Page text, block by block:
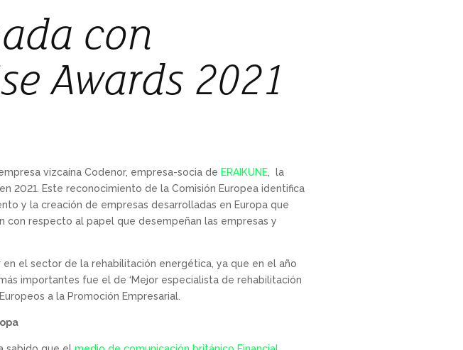
con
Awards 2021
vizcaína Codenor, empresa-socia de ERAIKUNE, la
2021. Este reconocimiento de la Comisión Europea identifica
y la creación de empresas desarrolladas en Europa que
con respecto al papel que desempeñan las empresas y
el sector de la rehabilitación energética, ya que en el año
importantes fue el de ‘Mejor especialista de rehabilitación
a la Promoción Empresarial.